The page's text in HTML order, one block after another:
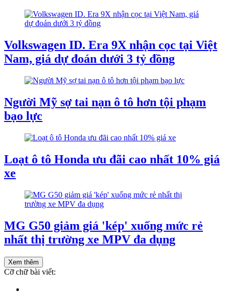
Volkswagen ID. Era 9X nhận cọc tại Việt
Nam, giá dự đoán dưới 3 tỷ đồng
Người Mỹ sợ tai nạn ô tô hơn tội phạm
bạo lực
Loạt ô tô Honda ưu đãi cao nhất 10% giá
xe
MG G50 giảm giá 'kép' xuống mức rẻ
nhất thị trường xe MPV đa dụng
Xem thêm
Cỡ chữ bài viết: